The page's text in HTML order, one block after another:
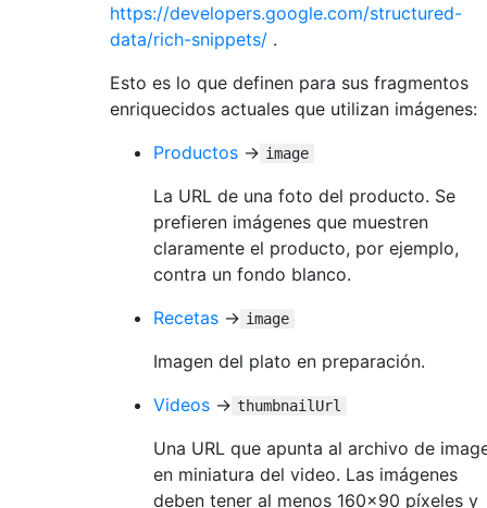
https://developers.google.com/structured-
data/rich-snippets/ .
Esto es lo que definen para sus fragmentos
enriquecidos actuales que utilizan imágenes:
Productos → image
La URL de una foto del producto. Se
prefieren imágenes que muestren
claramente el producto, por ejemplo,
contra un fondo blanco.
Recetas → image
Imagen del plato en preparación.
Videos → thumbnailUrl
Una URL que apunta al archivo de
en miniatura del video. Las imágenes
deben tener al menos 160x90 píxeles y